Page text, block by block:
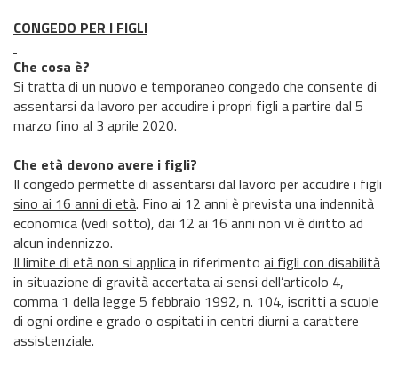
CONGEDO PER I FIGLI
Che cosa è?
Si tratta di un nuovo e temporaneo congedo che consente di
assentarsi da lavoro per accudire i propri figli a partire dal 5
marzo fino al 3 aprile 2020.
Che età devono avere i figli?
Il congedo permette di assentarsi dal lavoro per accudire i figli
sino ai 16 anni di età. Fino ai 12 anni è prevista una indennità
economica (vedi sotto), dai 12 ai 16 anni non vi è diritto ad
alcun indennizzo.
Il limite di età non si applicain riferimento ai figli con disabilità
in situazione di gravità accertata ai sensi dell’articolo 4,
comma 1 della legge 5 febbraio 1992, n. 104, iscritti a scuole
di ogni ordine e grado o ospitati in centri diurni a carattere
assistenziale.